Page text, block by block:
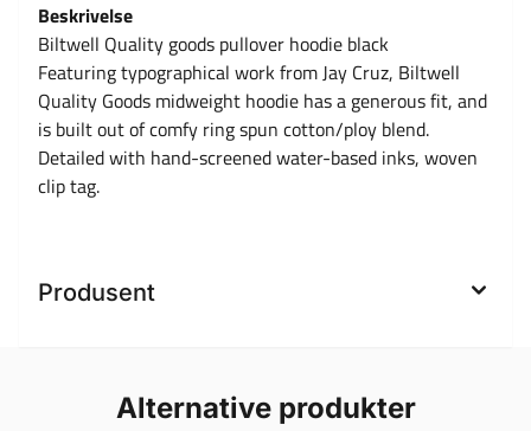
Beskrivelse
Biltwell Quality goods pullover hoodie black
Featuring typographical work from Jay Cruz, Biltwell
Quality Goods midweight hoodie has a generous fit, and
is built out of comfy ring spun cotton/ploy blend.
Detailed with hand-screened water-based inks, woven
clip tag.
Produsent
Alternative produkter